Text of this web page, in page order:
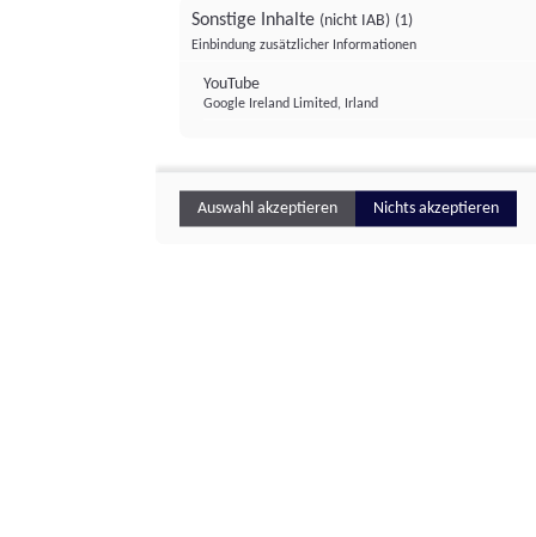
Sonstige Inhalte (nicht IAB) (1)
Einbindung zusätzlicher Informationen
YouTube
Google Ireland Limited, Irland
Auswahl akzeptieren Nichts akzeptieren